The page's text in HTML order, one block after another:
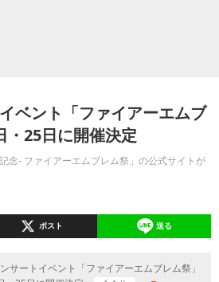
ベント「ファイアーエムブ
・25日に開催決定
念- ファイアーエムブレム祭」の公式サイトが
ポスト 送る
サートイベント「ファイアーエムブレム祭」